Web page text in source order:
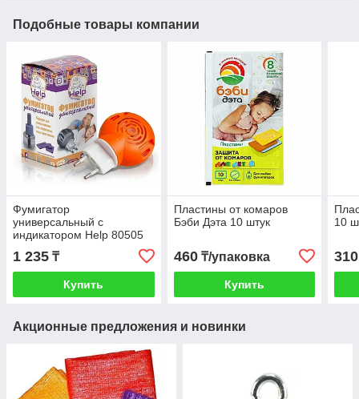
Подобные товары компании
Фумигатор
универсальный с
индикатором Help 80505
1 235 ₸
Купить
Пластины от комаров
Бэби Дэта 10 штук
460₸/упаковка
Купить
10
310
Акционные предложения и новинки